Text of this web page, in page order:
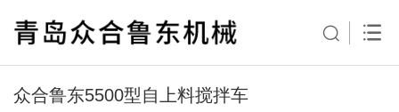
众合鲁东5500型自上料搅拌车